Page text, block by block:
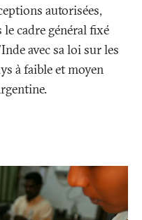
autorisées,
cadre général fixé
avec sa loi sur les
à faible et moyen